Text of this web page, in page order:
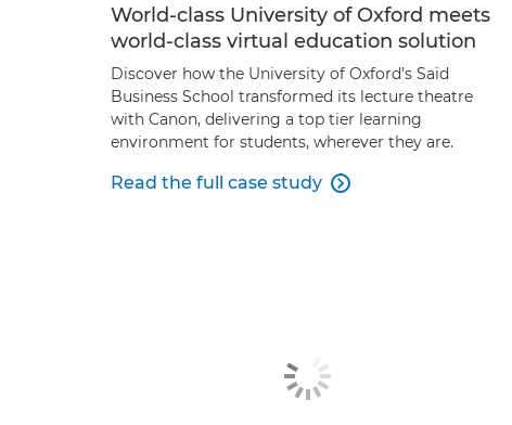
World-class University of Oxford meets
world-class virtual education solution
Discover how the University of Oxford’s Saïd
Business School transformed its lecture theatre
with Canon, delivering a top tier learning
environment for students, wherever they are.
Read the full case study 